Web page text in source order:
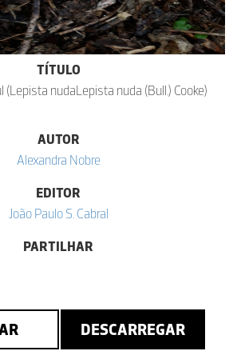
TÍTULO
(Lepista nudaLepista nuda (Bull.) Cooke)
AUTOR
Alexandra Nobre
EDITOR
João Paulo S. Cabral
PARTILHAR
DESCARREGAR